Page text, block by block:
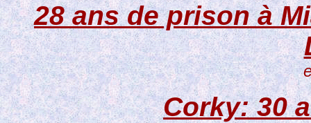
28 ans de prison à
Corky: 30